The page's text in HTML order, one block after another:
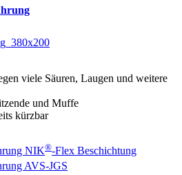
viele Säuren, Laugen und weitere
und Muffe
kürzbar
NIK®-Flex Beschichtung
AVS-JGS